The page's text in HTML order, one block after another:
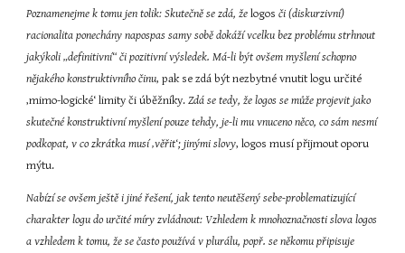
Poznamenejme k tomu jen tolik: Skutečně se zdá, že logos či (diskurzivní)
racionalita ponechány napospas samy sobě dokáží vcelku bez problému strhnout
jakýkoli „definitivní“ či pozitivní výsledek. Má-li být ovšem myšlení schopno
nějakého konstruktivního činu, pak se zdá být nezbytné vnutit logu určité
‚mimo-logické‘ limity či úběžníky. Zdá se tedy, že logos se může projevit jako
skutečné konstruktivní myšlení pouze tehdy, je-li mu vnuceno něco, co sám nesmí
podkopat, v co zkrátka musí ‚věřit‘; jinými slovy, logos musí přijmout oporu
mýtu.
Nabízí se ovšem ještě i jiné řešení, jak tento neutěšený sebe-problematizující
charakter logu do určité míry zvládnout: Vzhledem k mnohoznačnosti slova logos
a vzhledem k tomu, že se často používá v plurálu, popř. se někomu připisuje